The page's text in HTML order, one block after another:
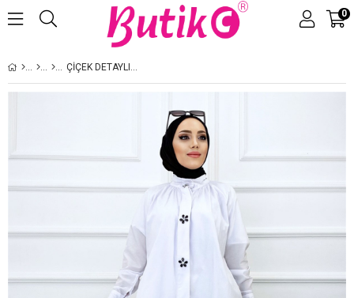
Üye Girişi
0
ÇIÇEK DETAYLI GÖMLEK-BEYAZ